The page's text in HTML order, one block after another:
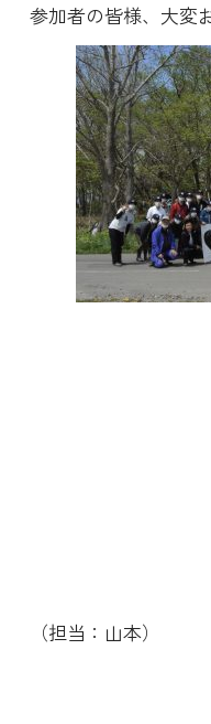
参加者の皆様、大変
（担当：山本）